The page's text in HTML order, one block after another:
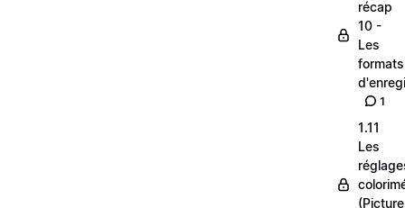
récap
10 -
Les
formats
1
1.11
Les
(Picture